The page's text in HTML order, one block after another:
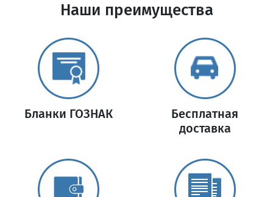
Наши преимущества
Бланки ГОЗНАК
Бесплатная
доставка